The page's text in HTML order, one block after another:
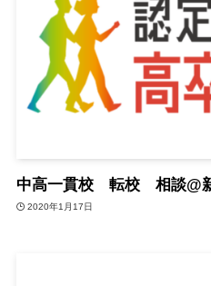
中高一貫校 転校 相談@
2020年1月17日